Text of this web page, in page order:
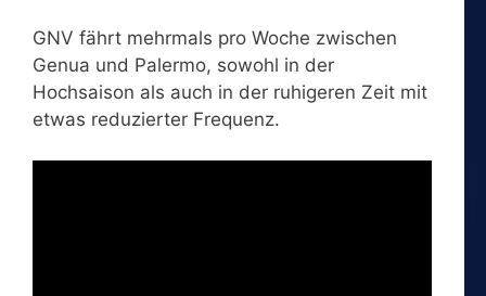
GNV fährt mehrmals pro Woche zwischen
Genua und Palermo, sowohl in der
Hochsaison als auch in der ruhigeren Zeit mit
etwas reduzierter Frequenz.